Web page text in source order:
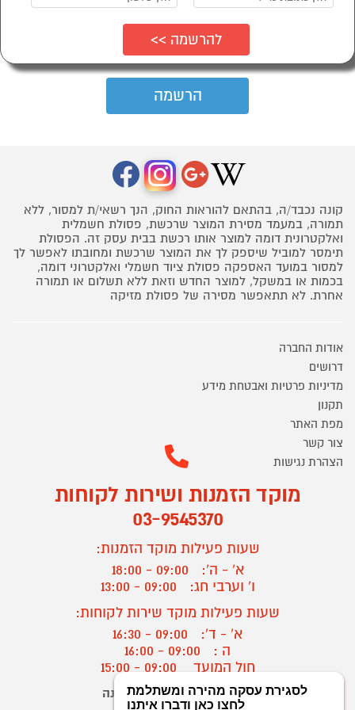
קונה נכבד/ה, בהתאם להוראות החוק, הנך רשאי/ת למסור, ללא
תמורה, במעמד מסירת המוצר שרכשת, פסולת חשמלית
ואלקטרונית דומה למוצר אותו רכשת בבית עסק זה. הפסולת
תימסר למוביל שיספק לך את המוצר שרכשת ומחובתו לאפשר לך
למסור במועד האספקה פסולת ציוד חשמלי ואלקטרוני דומה,
בכמות או במשקל, למוצר החדש וזאת ללא תשלום או תמורה
אחרת. לא תתאפשר מסירה של פסולת מזיקה
אודות החברה
דרושים
מדיניות פרטיות ואבטחת מידע
תקנון
מפת האתר
צור קשר
הצהרת נגישות
מוקד הזמנות ושירות לקוחות
03-9545370
שעות פעילות מוקד הזמנות:
א' - ה':
09:00 - 18:00
ו' וערבי חג:
09:00 - 13:00
שעות פעילות מוקד שירות לקוחות:
א' - ד':
09:00 - 16:30
ה :
09:00 - 16:00
חול המועד
? יצירת קשר/ביטול הזמנה